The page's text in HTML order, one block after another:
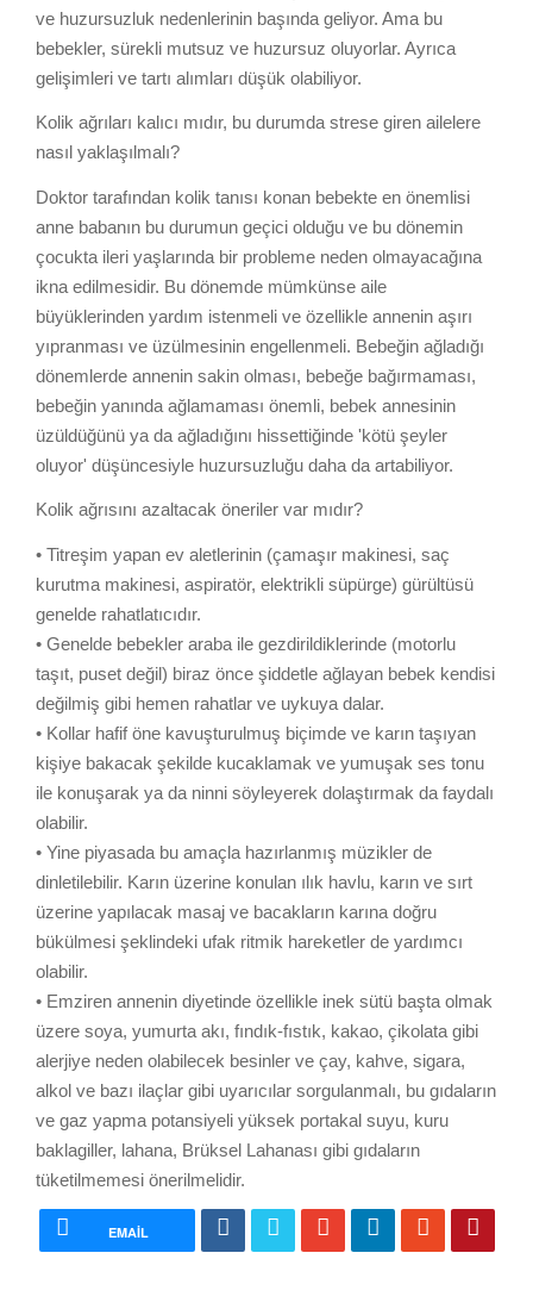
ve huzursuzluk nedenlerinin başında geliyor. Ama bu
bebekler, sürekli mutsuz ve huzursuz oluyorlar. Ayrıca
gelişimleri ve tartı alımları düşük olabiliyor.
Kolik ağrıları kalıcı mıdır, bu durumda strese giren ailelere
nasıl yaklaşılmalı?
Doktor tarafından kolik tanısı konan bebekte en önemlisi
anne babanın bu durumun geçici olduğu ve bu dönemin
çocukta ileri yaşlarında bir probleme neden olmayacağına
ikna edilmesidir. Bu dönemde mümkünse aile
büyüklerinden yardım istenmeli ve özellikle annenin aşırı
yıpranması ve üzülmesinin engellenmeli. Bebeğin ağladığı
dönemlerde annenin sakin olması, bebeğe bağırmaması,
bebeğin yanında ağlamaması önemli, bebek annesinin
üzüldüğünü ya da ağladığını hissettiğinde 'kötü şeyler
oluyor' düşüncesiyle huzursuzluğu daha da artabiliyor.
Kolik ağrısını azaltacak öneriler var mıdır?
• Titreşim yapan ev aletlerinin (çamaşır makinesi, saç
kurutma makinesi, aspiratör, elektrikli süpürge) gürültüsü
genelde rahatlatıcıdır.
• Genelde bebekler araba ile gezdirildiklerinde (motorlu
taşıt, puset değil) biraz önce şiddetle ağlayan bebek kendisi
değilmiş gibi hemen rahatlar ve uykuya dalar.
• Kollar hafif öne kavuşturulmuş biçimde ve karın taşıyan
kişiye bakacak şekilde kucaklamak ve yumuşak ses tonu
ile konuşarak ya da ninni söyleyerek dolaştırmak da faydalı
olabilir.
• Yine piyasada bu amaçla hazırlanmış müzikler de
dinletilebilir. Karın üzerine konulan ılık havlu, karın ve sırt
üzerine yapılacak masaj ve bacakların karına doğru
bükülmesi şeklindeki ufak ritmik hareketler de yardımcı
olabilir.
• Emziren annenin diyetinde özellikle inek sütü başta olmak
üzere soya, yumurta akı, fındık-fıstık, kakao, çikolata gibi
alerjiye neden olabilecek besinler ve çay, kahve, sigara,
alkol ve bazı ilaçlar gibi uyarıcılar sorgulanmalı, bu gıdaların
ve gaz yapma potansiyeli yüksek portakal suyu, kuru
baklagiller, lahana, Brüksel Lahanası gibi gıdaların
tüketilmemesi önerilmelidir.
EMAIL